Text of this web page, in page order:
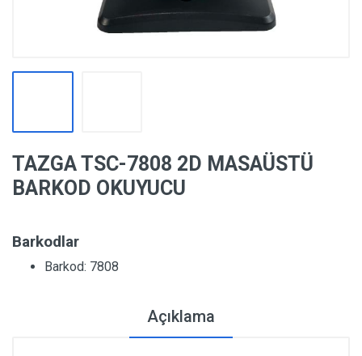
TAZGA TSC-7808 2D MASAÜSTÜ
BARKOD OKUYUCU
Barkodlar
Barkod: 7808
Açıklama